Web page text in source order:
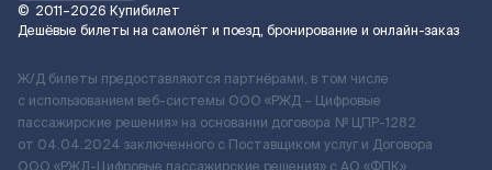
© 2011–2026 Купибилет
Дешёвые билеты на самолёт и поезд, бронирование и онлайн-заказ
Ж/Д билеты предоставляются партнёрами, в том числе
с использованием веб-системы ООО «РЖД – Цифровые
пассажирские решения» на основании договора № ЦПР-1282
от 04.04.2024 заключенного с Поставщиком услуг и Договора